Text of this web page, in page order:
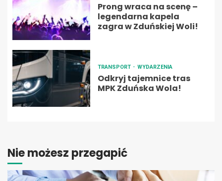
Prong wraca na scenę –
legendarna kapela
zagra w Zduńskiej Woli!
TRANSPORT WYDARZENIA
Odkryj tajemnice tras
MPK Zduńska Wola!
Nie możesz przegapić